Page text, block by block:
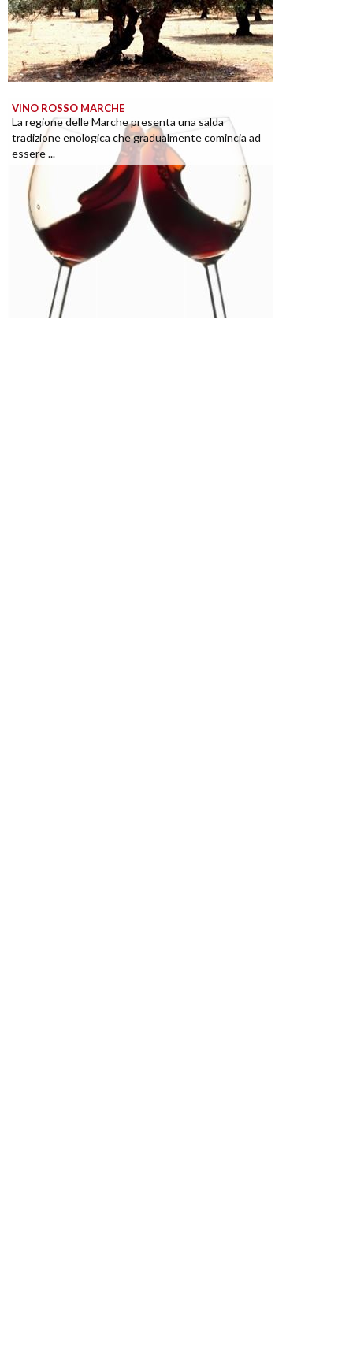
VINO ROSSO MARCHE
La regione delle Marche presenta una salda
tradizione enologica che gradualmente comincia ad
essere ...